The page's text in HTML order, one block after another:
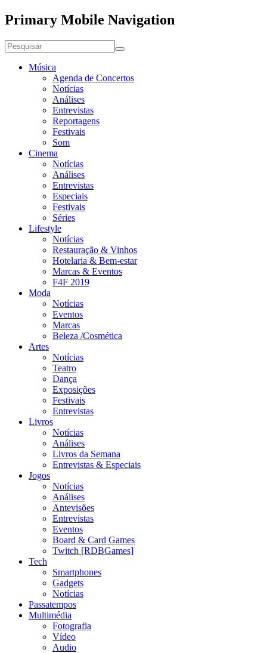
Primary Mobile Navigation
Música
Agenda de Concertos
Notícias
Análises
Entrevistas
Reportagens
Festivais
Som
Cinema
Notícias
Análises
Entrevistas
Especiais
Festivais
Séries
Lifestyle
Notícias
Restauração & Vinhos
Hotelaria & Bem-estar
Marcas & Eventos
F4F 2019
Moda
Notícias
Eventos
Marcas
Beleza /Cosmética
Artes
Notícias
Teatro
Dança
Exposições
Festivais
Entrevistas
Livros
Notícias
Análises
Livros da Semana
Entrevistas & Especiais
Jogos
Notícias
Análises
Antevisões
Entrevistas
Eventos
Board & Card Games
Twitch [RDBGames]
Tech
Smartphones
Gadgets
Notícias
Passatempos
Multimédia
Fotografia
Vídeo
Audio